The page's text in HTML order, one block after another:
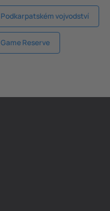
vojvodství
Reserve